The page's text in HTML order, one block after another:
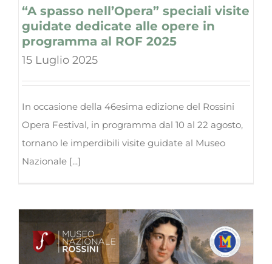
“A spasso nell’Opera” speciali visite
guidate dedicate alle opere in
programma al ROF 2025
15 Luglio 2025
In occasione della 46esima edizione del Rossini
Opera Festival, in programma dal 10 al 22 agosto,
tornano le imperdibili visite guidate al Museo
Nazionale [...]